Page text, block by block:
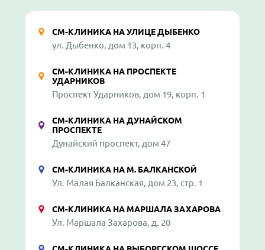
СМ-КЛИНИКА НА УЛИЦЕ ДЫБЕНКО
ул. Дыбенко, дом 13, корп. 4
СМ-КЛИНИКА НА ПРОСПЕКТЕ
УДАРНИКОВ
Проспект Ударников, дом 19, корп. 1
СМ-КЛИНИКА НА ДУНАЙСКОМ
ПРОСПЕКТЕ
Дунайский проспект, дом 47
СМ-КЛИНИКА НА М. БАЛКАНСКОЙ
Ул. Малая Балканская, дом 23, стр. 1
СМ-КЛИНИКА НА МАРШАЛА ЗАХАРОВА
Ул. Маршала Захарова, д. 20